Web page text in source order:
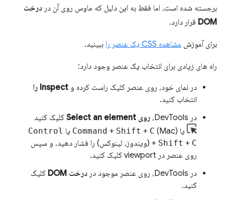
برجسته شده است، اما فقط به این دلیل که ماوس روی آن در درخت
DOM قرار دارد.
برای آموزش مشاهده CSS یک عنصر را ببینید.
راه های زیادی برای انتخاب یک عنصر وجود دارد:
در نمای خود، روی عنصر کلیک راست کرده و Inspect را
انتخاب کنید.
در DevTools،
روی Select an element
کلیک کنید
یا
Command + Shift + C (Mac) یا Control
+ Shift + C
(ویندوز، لینوکس) را فشار دهید، و سپس
روی عنصر در viewport کلیک کنید.
در DevTools، روی عنصر موجود در
درخت DOM
کلیک
کنید.